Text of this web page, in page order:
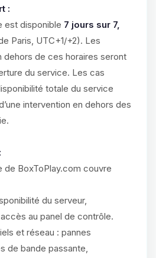
:
est disponible 7 jours sur 7,
Paris, UTC+1/+2). Les
dehors de ces horaires seront
du service. Les cas
totale du service
intervention en dehors des
de BoxToPlay.com couvre
du serveur,
au panel de contrôle.
et réseau : pannes
de bande passante,